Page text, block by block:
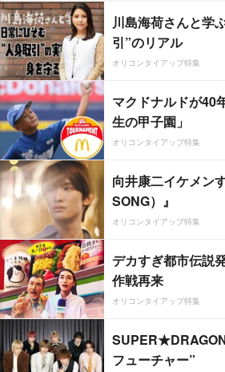
川島海荷さんと学
引”のリアル
オリコンタイアップ特集
マクドナルドが40
生の甲子園」
オリコンタイアップ特集
向井康二イケメン
SONG）』
オリコンタイアップ特集
デカすぎ都市伝説
作戦再来
オリコンタイアップ特集
フューチャー”